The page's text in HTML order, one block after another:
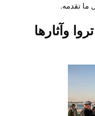
ما تقدمه.
وآثارها